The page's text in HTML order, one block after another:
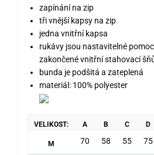
zapínání na zip
tři vnější kapsy na zip
jedna vnitřní kapsa
rukávy jsou nastavitelné
zakončené vnitřní stahovací
bunda je podšitá a zateplená
materiál: 100% polyester
VELIKOST: A B C D
M 70 58 55 75